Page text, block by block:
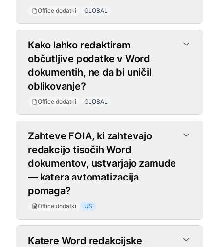
Office dodatki GLOBAL
Kako lahko redaktiram
občutljive podatke v Word
dokumentih, ne da bi uničil
oblikovanje?
Office dodatki GLOBAL
Zahteve FOIA, ki zahtevajo
redakcijo tisočih Word
dokumentov, ustvarjajo zamude
— katera avtomatizacija
pomaga?
Office dodatki US
Katere Word redakcijske